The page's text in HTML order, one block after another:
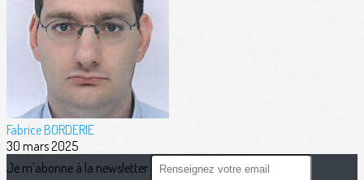
Fabrice BORDERIE
30 mars 2025
Je m'abonne à la newsletter